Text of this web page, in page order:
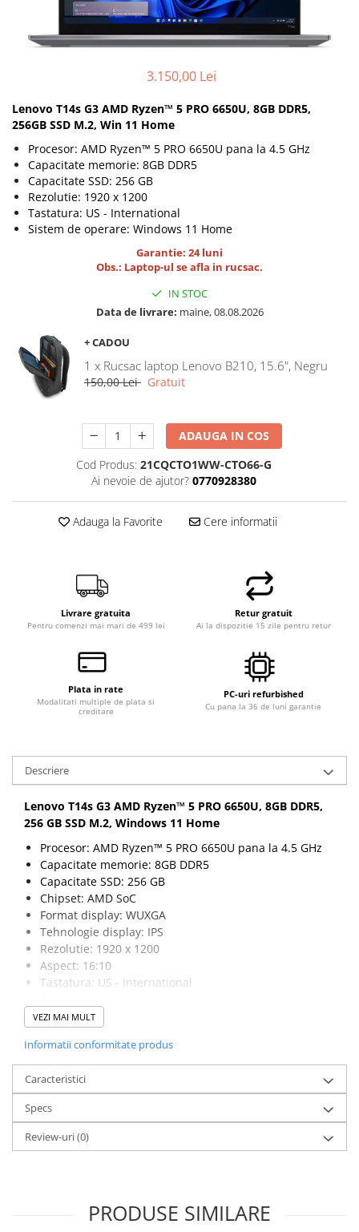
Genti Laptop
Incarcatoare laptop
Incarcatoare laptop refurbished
Standuri și Coolere Laptop
Card reader
Surse PC
Ventilatoare carcasa
Componente Renew/Refurbished
Placi de baza REFURBISHED
Procesoare
Placi VIDEO
PC All-in-One
Calculatoare All-in-One NOI
All-in-One REFURBISHED
Calculatoare All-in-One RENEW
3.150,00 Lei
Lenovo T14s G3 AMD Ryzen™ 5 PRO 6650U, 8GB DDR5,
256GB SSD M.2, Win 11 Home
Procesor: AMD Ryzen™ 5 PRO 6650U pana la 4.5 GHz
Capacitate memorie: 8GB DDR5
Capacitate SSD: 256 GB
Rezolutie: 1920 x 1200
Tastatura: US - International
Sistem de operare: Windows 11 Home
Garantie: 24 luni
Obs.: Laptop-ul se afla in rucsac.
IN STOC
Data de livrare: maine, 08.08.2026
+ CADOU
1 x Rucsac laptop Lenovo B210, 15.6", Negru
150,00 Lei Gratuit
ADAUGA IN COS
Cod Produs: 21CQCTO1WW-CTO66-G
Ai nevoie de ajutor? 0770928380
Adauga la Favorite Cere informatii
Livrare gratuita
Pentru comenzi mai mari de 499 lei
Retur gratuit
Ai la dispozitie 15 zile pentru retur
Plata in rate
Modalitati multiple de plata si
creditare
PC-uri refurbished
Cu pana la 36 de luni garantie
Descriere
Lenovo T14s G3 AMD Ryzen™ 5 PRO 6650U, 8GB DDR5,
256 GB SSD M.2, Windows 11 Home
Procesor: AMD Ryzen™ 5 PRO 6650U pana la 4.5 GHz
Capacitate memorie: 8GB DDR5
Capacitate SSD: 256 GB
Chipset: AMD SoC
Format display: WUXGA
Tehnologie display: IPS
Rezolutie: 1920 x 1200
Aspect: 16:10
Tastatura: US - International
Luminozitate: 300 nt
Dimensiuni: 317.5mm x 226.9mm x 16.9 mm
Greutate: 1.23 kg
Porturi: 1 x USB-C 3.2 Gen 2, 1 x USB4 40Gbps, 2 x
USB 3.2 Gen 1, 1 x HDMI, 1 x casti/microfon
Bluetooth: 5.1
Sistem de operare: Windows 11 Home
VEZI MAI MULT
Informatii conformitate produs
Caracteristici
Specs
Review-uri(0)
PRODUSE SIMILARE